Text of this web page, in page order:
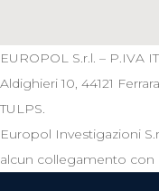
EUROPOL S.r.l. – P.IVA
Aldighieri 10, 44121
TULPS.
Europol Investigazioni
alcun collegamento con